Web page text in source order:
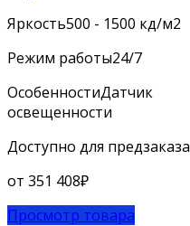
Яркость500 - 1500 кд/м2
Режим работы24/7
ОсобенностиДатчик
освещенности
Доступно для предзаказа
от 351 408₽
Просмотр товара